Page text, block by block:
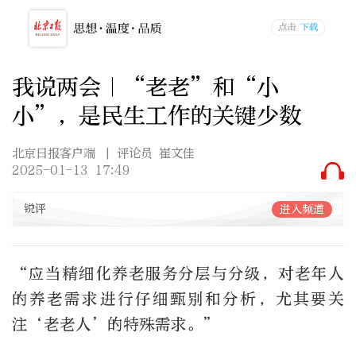
我说两会｜“老老”和“小
小”，是民生工作的关键少数
北京日报客户端
| 评论员 崔文佳
2025-01-13 17:49
锐评 进入频道
“应当精细化养老服务分层与分级，对老年人
的养老需求进行仔细甄别和分析，尤其要关
注‘老老人’的特殊需求。”